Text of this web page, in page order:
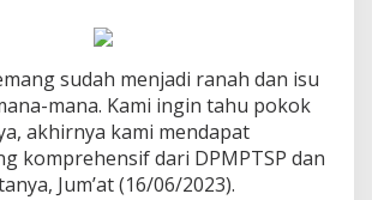
sudah menjadi ranah dan isu
mana. Kami ingin tahu pokok
akhirnya kami mendapat
komprehensif dari DPMPTSP dan
Jum’at (16/06/2023).